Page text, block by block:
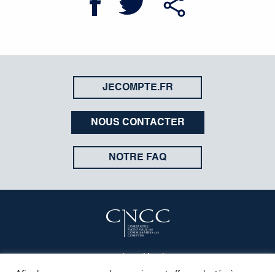
JECOMPTE.FR
NOUS CONTACTER
NOTRE FAQ